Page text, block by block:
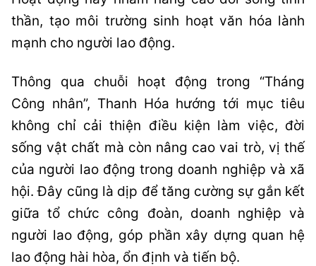
thần, tạo môi trường sinh hoạt văn hóa lành
mạnh cho người lao động.
Thông qua chuỗi hoạt động trong “Tháng
Công nhân”, Thanh Hóa hướng tới mục tiêu
không chỉ cải thiện điều kiện làm việc, đời
sống vật chất mà còn nâng cao vai trò, vị thế
của người lao động trong doanh nghiệp và xã
hội. Đây cũng là dịp để tăng cường sự gắn kết
giữa tổ chức công đoàn, doanh nghiệp và
người lao động, góp phần xây dựng quan hệ
lao động hài hòa, ổn định và tiến bộ.